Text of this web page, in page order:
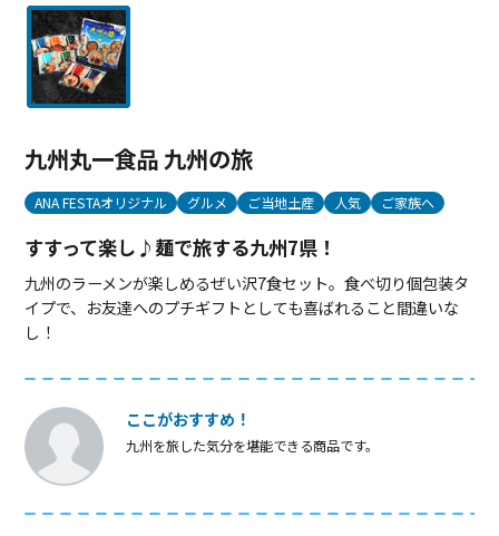
九州丸一食品 九州の旅
ANA FESTAオリジナル グルメ ご当地土産 人気 ご家族へ
すすって楽し♪麺で旅する九州7県！
九州のラーメンが楽しめるぜい沢7食セット。食べ切り個包装タ
イプで、お友達へのプチギフトとしても喜ばれること間違いな
し！
ここがおすすめ！
九州を旅した気分を堪能できる商品です。